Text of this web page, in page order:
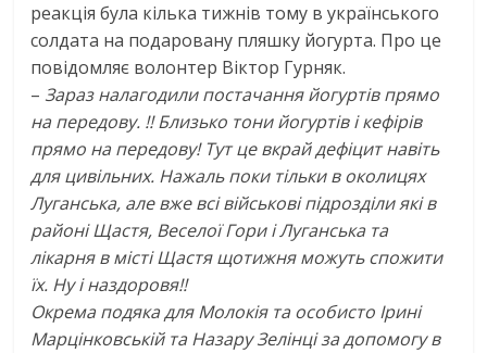
реакція була кілька тижнів тому в українського
солдата на подаровану пляшку йогурта. Про це
повідомляє волонтер Віктор Гурняк.
– Зараз налагодили постачання йогуртів прямо
на передову. !! Близько тони йогуртів і кефірів
прямо на передову! Тут це вкрай дефіцит навіть
для цивільних. Нажаль поки тільки в околицях
Луганська, але вже всі військові підрозділи які в
районі Щастя, Веселої Гори і Луганська та
лікарня в місті Щастя щотижня можуть спожити
їх. Ну і наздоровя!!
Окрема подяка для Молокія та особисто Ірині
Марцінковській та Назару Зелінці за допомогу в